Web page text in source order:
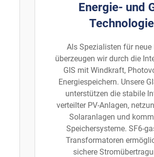
Energie- und
Als Spezialisten für neue
überzeugen wir durch die
GIS mit Windkraft,
Energiespeichern. Unsere
unterstützen die stabile
verteilter PV-Anlagen,
Solaranlagen und
Speichersysteme. SF6-
Transformatoren
sichere